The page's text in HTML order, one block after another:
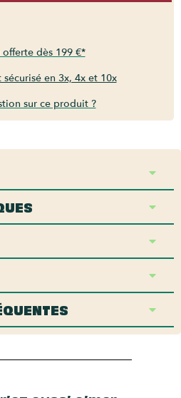
offerte dès 199 €*
sécurisé en 3x, 4x et 10x
sur ce produit ?